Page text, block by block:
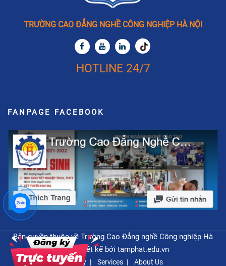
TRƯỜNG CAO ĐẲNG NGHỀ CÔNG NGHIỆP HÀ NỘI
HOTLINE 24/7
FANPAGE FACEBOOK
Bản quyền thuộc về Trường Cao Đẳng nghề Công nghiệp Hà
Nội - Thiết kế bởi tamphat.edu.vn
Privacy Services About Us